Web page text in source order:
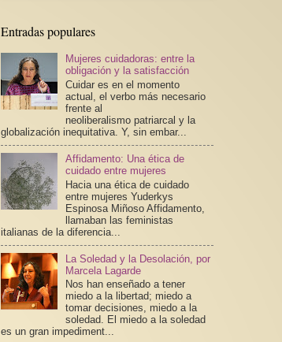
Entradas populares
Mujeres cuidadoras: entre la
obligación y la satisfacción
Cuidar es en el momento
actual, el verbo más necesario
frente al
neoliberalismo patriarcal y la
globalización inequitativa. Y, sin embar...
Affidamento: Una ética de
cuidado entre mujeres
Hacia una ética de cuidado
entre mujeres Yuderkys
Espinosa Miñoso Affidamento,
llamaban las feministas
italianas de la diferencia...
La Soledad y la Desolación, por
Marcela Lagarde
Nos han enseñado a tener
miedo a la libertad; miedo a
tomar decisiones, miedo a la
soledad. El miedo a la soledad
es un gran impediment...